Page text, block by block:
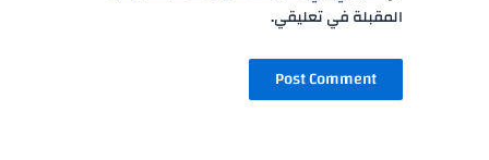
المقبلة في تعليقي.